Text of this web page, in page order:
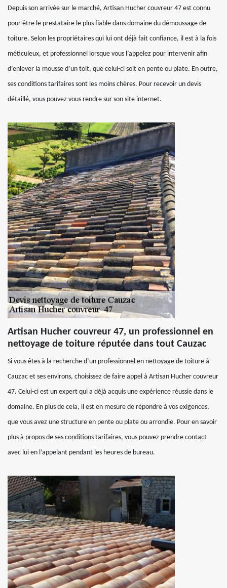
Depuis son arrivée sur le marché, Artisan Hucher couvreur 47 est connu
pour être le prestataire le plus fiable dans domaine du démoussage de
toiture. Selon les propriétaires qui lui ont déjà fait confiance, il est à la fois
méticuleux, et professionnel lorsque vous l’appelez pour intervenir afin
d’enlever la mousse d’un toit, que celui-ci soit en pente ou plate. En outre,
ses conditions tarifaires sont les moins chères. Pour recevoir un devis
détaillé, vous pouvez vous rendre sur son site internet.
Artisan Hucher couvreur 47, un professionnel en
nettoyage de toiture réputée dans tout Cauzac
Si vous êtes à la recherche d’un professionnel en nettoyage de toiture à
Cauzac et ses environs, choisissez de faire appel à Artisan Hucher couvreur
47. Celui-ci est un expert qui a déjà acquis une expérience réussie dans le
domaine. En plus de cela, il est en mesure de répondre à vos exigences,
que vous avez une structure en pente ou plate ou arrondie. Pour en savoir
plus à propos de ses conditions tarifaires, vous pouvez prendre contact
avec lui en l’appelant pendant les heures de bureau.